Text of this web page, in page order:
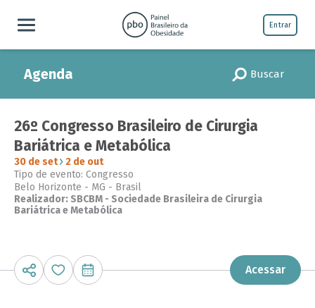
Entrar
Agenda Buscar
26º Congresso Brasileiro de Cirurgia
Bariátrica e Metabólica
30 de set
2 de out
Tipo de evento: Congresso
Belo Horizonte - MG - Brasil
Realizador: SBCBM - Sociedade Brasileira de Cirurgia
Bariátrica e Metabólica
Acessar